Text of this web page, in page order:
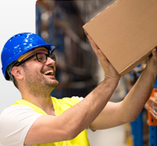
Estetoscópio cabeça
Wan única para adultos -
Y-tube Borgonha
15,91 €
(Preço sem IVA)
1 unidade
15,91 €
(Preço